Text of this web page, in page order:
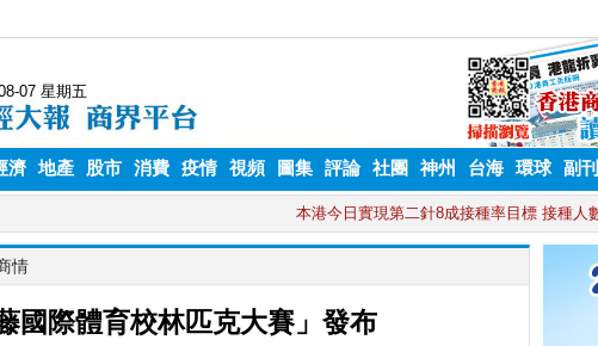
濟 地產 股市 消費 疫情 視頻 圖集 評論 社團 神州 台海 環球 副刊
情
國際體育校林匹克大賽」發布